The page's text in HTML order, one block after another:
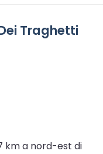
Traghetti
km a nord-est di